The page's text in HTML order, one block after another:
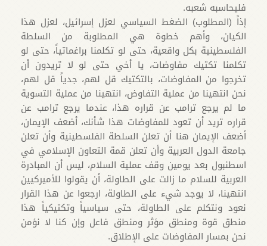
فليحاسبه شعبه.
إذاً (المطلوب) الضغط السياسي لعزل إسرائيل، لعزل هذا
الكيان، وأهم خطوة هي المطلوبة من السلطة
الفلسطينية بكل واقعية، حتى لو تكلمنا براغماتياً، حتى لو
تكلمنا تكتيك مفاوضات، يا أخي حتى لو لا تريدون أن
تخرجوا من المفاوضات، بالتكتيك قل لهم، جدياً قل لهم،
نحن انتهينا من عملية التفاوض، انتهينا من عملية التسوية
ما لم يرجع ترامب عن قراره هذا، عندما يرجع ترامب عن
قراره تريد أن تعود للمفاوضات هذا شأنك، أضعف الإيمان،
أضعف الإيمان هنا أن تعلن السلطة الفلسطينية وأن تعلن
جامعة الدول العربية وأن تعلن قمة التعاون الإسلامي في
اسطنبول بعد يومين وقف عملية السلام، ليس أن المبادرة
العربية للسلام ما زالت على الطاولة، أن يقولوا للأميركيين
انتهينا، لا يوجد شيء على الطاولة، ارجعوا عن هذا القرار
نعود ونتكلم على الطاولة، حتى سياسياً وتكتيكياً هذا
منطق قوة ومنطق مؤثر ومنطق فاعل وإن كنا لا نؤمن
نحن بمسار المفاوضات على الإطلاق.